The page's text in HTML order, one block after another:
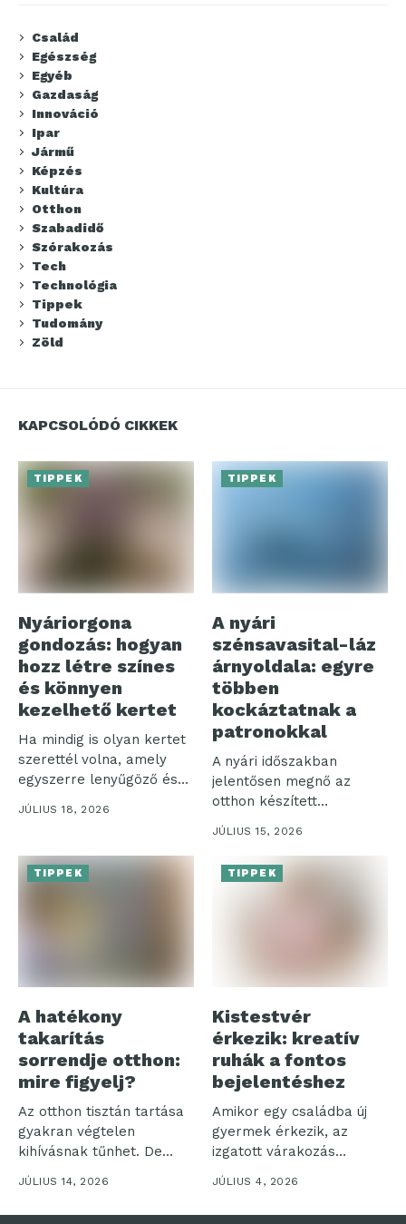
Család
Egészség
Egyéb
Gazdaság
Innováció
Ipar
Jármű
Képzés
Kultúra
Otthon
Szabadidő
Szórakozás
Tech
Technológia
Tippek
Tudomány
Zöld
KAPCSOLÓDÓ CIKKEK
TIPPEK
Nyáriorgona
gondozás: hogyan
hozz létre színes
és könnyen
kezelhető kertet
Ha mindig is olyan kertet
szerettél volna, amely
egyszerre lenyűgöző és
nem...
JÚLIUS 18, 2026
TIPPEK
A nyári
szénsavasital-láz
árnyoldala: egyre
többen
kockáztatnak a
patronokkal
A nyári időszakban
jelentősen megnő az
otthon készített
szénsavas italok iránti
JÚLIUS 15, 2026
TIPPEK
A hatékony
takarítás
sorrendje otthon:
mire figyelj?
Az otthon tisztán tartása
gyakran végtelen
kihívásnak tűnhet. De
vajon miért olyan...
JÚLIUS 14, 2026
TIPPEK
Kistestvér
érkezik: kreatív
ruhák a fontos
bejelentéshez
Amikor egy családba új
gyermek érkezik, az
izgatott várakozás
időszaka veszi kezdetét....
JÚLIUS 4, 2026